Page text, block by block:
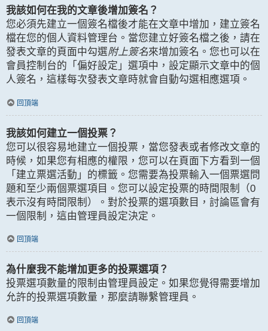
我該如何在我的文章後增加簽名？
您必須先建立一個簽名檔後才能在文章中增加，建立簽名
檔在您的個人資料管理台。當您建立好簽名檔之後，請在
發表文章的頁面中勾選附上簽名來增加簽名。您也可以在
會員控制台的「偏好設定」選項中，設定顯示文章中的個
人簽名，這樣每次發表文章時就會自動勾選相應選項。
回頂端
我該如何建立一個投票？
您可以很容易地建立一個投票，當您發表或者修改文章的
時候，如果您有相應的權限，您可以在頁面下方看到一個
「建立票選活動」的標籤。您需要為投票輸入一個票選問
題和至少兩個票選項目。您可以設定投票的時間限制（0
表示沒有時間限制）。對於投票的選項數目，討論區會有
一個限制，這由管理員設定決定。
回頂端
為什麼我不能增加更多的投票選項？
投票選項數量的限制由管理員設定。如果您覺得需要增加
允許的投票選項數量，那麼請聯繫管理員。
回頂端